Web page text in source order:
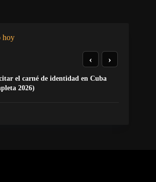
hoy
el carné de identidad en Cuba
2026)
‹ ›